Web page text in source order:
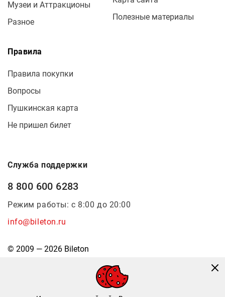
Музеи и Аттракционы
Разное
Полезные материалы
Правила
Правила покупки
Вопросы
Пушкинская карта
Не пришел билет
Служба поддержки
8 800 600 6283
Режим работы: с 8:00 до 20:00
info@bileton.ru
© 2009 — 2026 Bileton